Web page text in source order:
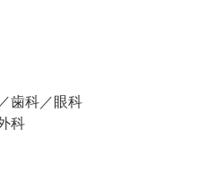
歯科／眼科
科